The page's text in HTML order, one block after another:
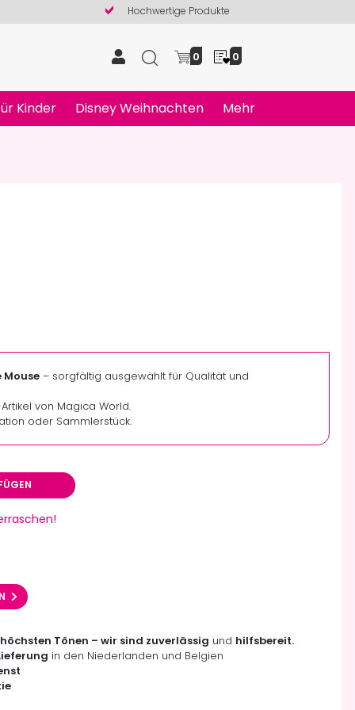
Hochwertige Produkte
0 0
Kinder Disney Weihnachten Mehr
Mouse – sorgfältig ausgewählt für Qualität und
von Magica World.
oder Sammlerstück.
Tönen – wir sind zuverlässig und hilfsbereit.
in den Niederlanden und Belgien